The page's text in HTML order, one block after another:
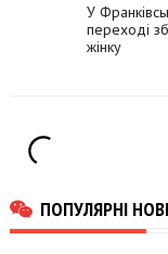
У
переході
жінку
ПОПУЛЯРНІ